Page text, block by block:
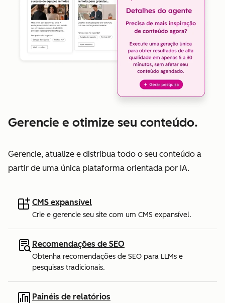
Gerencie e otimize seu conteúdo.
Gerencie, atualize e distribua todo o seu conteúdo a
partir de uma única plataforma orientada por IA.
CMS expansível
Crie e gerencie seu site com um CMS expansível.
Recomendações de SEO
Obtenha recomendações de SEO para LLMs e
pesquisas tradicionais.
Painéis de relatórios